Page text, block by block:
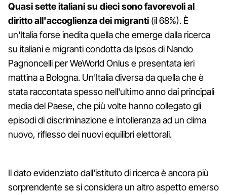
Quasi sette italiani su dieci sono favorevoli al
diritto all'accoglienza dei migranti (il 68%). È
un'Italia forse inedita quella che emerge dalla ricerca
su italiani e migranti condotta da Ipsos di Nando
Pagnoncelli per WeWorld Onlus e presentata ieri
mattina a Bologna. Un'Italia diversa da quella che è
stata raccontata spesso nell'ultimo anno dai principali
media del Paese, che più volte hanno collegato gli
episodi di discriminazione e intolleranza ad un clima
nuovo, riflesso dei nuovi equilibri elettorali.
Il dato evidenziato dall'istituto di ricerca è ancora più
sorprendente se si considera un altro aspetto emerso